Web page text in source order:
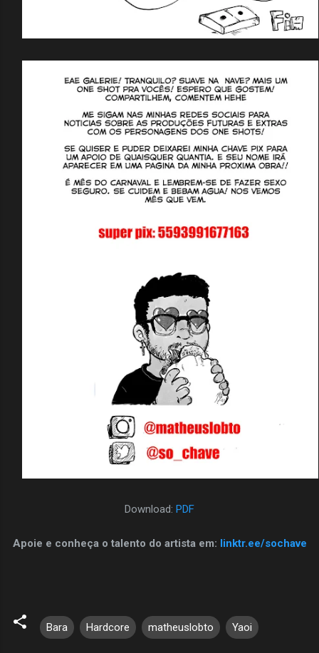
Download: PDF
Apoie e conheça o talento do artista em: linktr.ee/sochave
Bara Hardcore matheuslobto Yaoi